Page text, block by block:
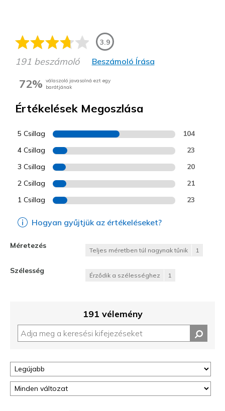
3.9
191 beszámoló Beszámoló Írása
72% válaszoló javasolná ezt egy
barátjának
Értékelések Megoszlása
5 Csillag 104
4 Csillag 23
3 Csillag 20
2 Csillag 21
1 Csillag 23
Hogyan gyűjtjük az értékeléseket?
Méretezés
Teljes méretben túl nagynak tűnik 1
Szélesség
Érződik a szélességhez 1
191 vélemény